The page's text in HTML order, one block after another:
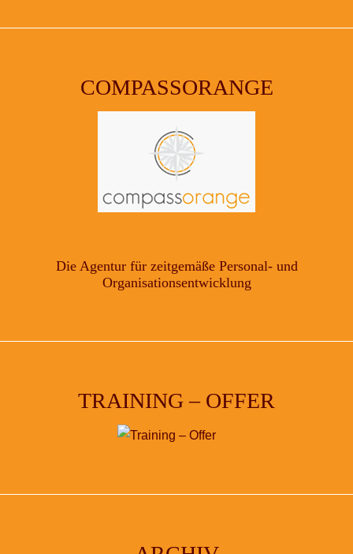
COMPASSORANGE
Die Agentur für zeitgemäße Personal- und
Organisationsentwicklung
TRAINING – OFFER